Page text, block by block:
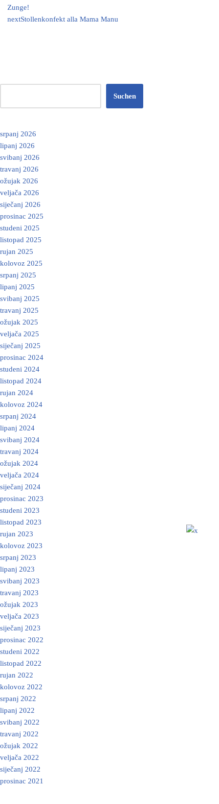
Zunge!
nextStollenkonfekt alla Mama Manu
Suchen
srpanj 2026
lipanj 2026
svibanj 2026
travanj 2026
ožujak 2026
veljača 2026
siječanj 2026
prosinac 2025
studeni 2025
listopad 2025
rujan 2025
kolovoz 2025
srpanj 2025
lipanj 2025
svibanj 2025
travanj 2025
ožujak 2025
veljača 2025
siječanj 2025
prosinac 2024
studeni 2024
listopad 2024
rujan 2024
kolovoz 2024
srpanj 2024
lipanj 2024
svibanj 2024
travanj 2024
ožujak 2024
veljača 2024
siječanj 2024
prosinac 2023
studeni 2023
listopad 2023
rujan 2023
kolovoz 2023
srpanj 2023
lipanj 2023
svibanj 2023
travanj 2023
ožujak 2023
veljača 2023
siječanj 2023
prosinac 2022
studeni 2022
listopad 2022
rujan 2022
kolovoz 2022
srpanj 2022
lipanj 2022
svibanj 2022
travanj 2022
ožujak 2022
veljača 2022
siječanj 2022
prosinac 2021